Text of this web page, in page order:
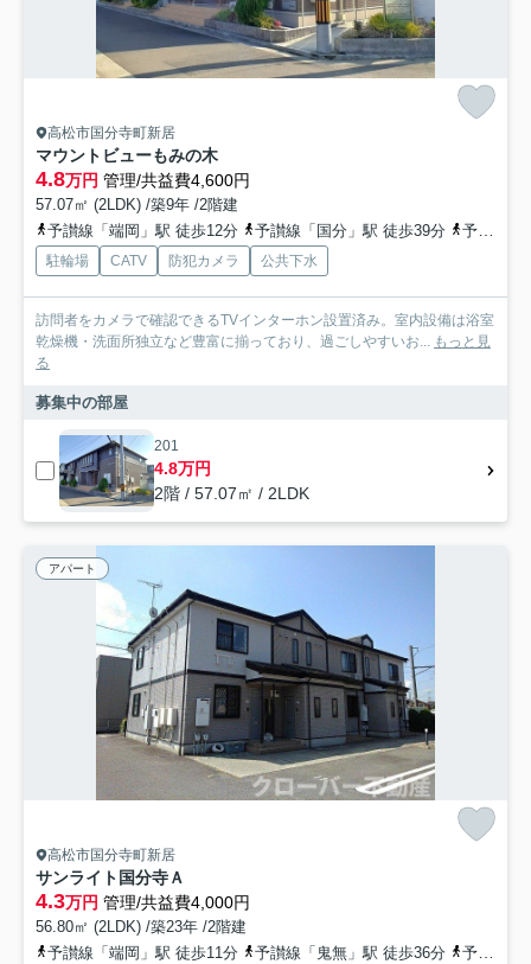
高松市国分寺町新居
マウントビューもみの木
4.8万円 管理/共益費4,600円
57.07㎡ (2LDK) /築9年 /2階建
予讃線「端岡」駅 徒歩12分
予讃線「国分」駅 徒歩39分 予讃線「鬼無」駅 徒歩52分
駐輪場 CATV 防犯カメラ 公共下水
訪問者をカメラで確認できるTVインターホン設置済み。室内設備は浴室
乾燥機・洗面所独立など豊富に揃っており、過ごしやすいお... もっと見
る
募集中の部屋
201
4.8万円
2階 / 57.07㎡ / 2LDK
アパート
高松市国分寺町新居
サンライト国分寺Ａ
4.3万円 管理/共益費4,000円
56.80㎡ (2LDK) /築23年 /2階建
予讃線「端岡」駅 徒歩11分
予讃線「鬼無」駅 徒歩36分 予讃線「国分」駅 徒歩41分